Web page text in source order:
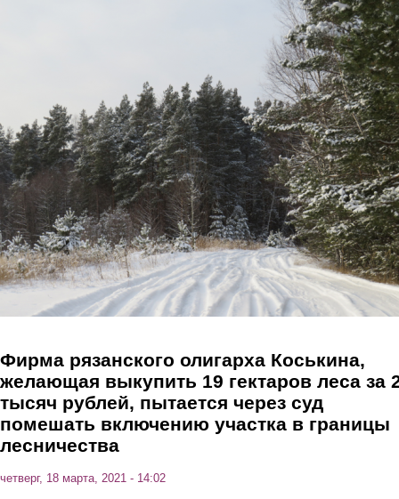
Фирма рязанского олигарха Коськина,
желающая выкупить 19 гектаров леса за
тысяч рублей, пытается через суд
помешать включению участка в границы
лесничества
четверг, 18 марта, 2021 - 14:02